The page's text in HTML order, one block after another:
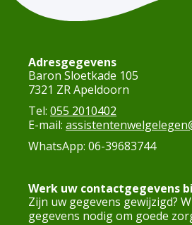
Adresgegevens
Baron Sloetkade 105
7321 ZR Apeldoorn
Tel: 055 2010402
E-mail:
WhatsApp: 06-39683744
Werk uw contactgegevens
Zijn uw gegevens gewijzigd?
gegevens nodig om goede